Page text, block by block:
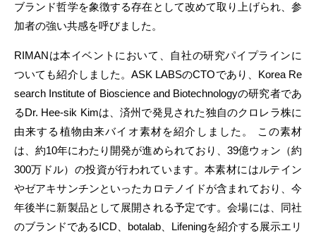
ブランド哲学を象徴する存在として改めて取り上げられ、参
加者の強い共感を呼びました 。
RIMANは本イベントにおいて、自社の研究パイプラインに
ついても紹介しました。ASK LABSのCTOであり、Korea Re
search Institute of Bioscience and Biotechnologyの研究者であ
るDr. Hee-sik Kimは、済州で発見された独自のクロレラ株に
由来する植物由来バイオ素材を紹介しました。 この素材
は、約10年にわたり開発が進められており、39億ウォン（約
300万ドル）の投資が行われています。本素材にはルテイン
やゼアキサンチンといったカロテノイドが含まれており、今
年後半に新製品として展開される予定です。会場には、同社
のブランドであるICD、botalab、Lifeningを紹介する展示エリ